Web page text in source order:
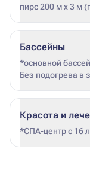
пирс 200 м х 3 м
ветра –
Бассейны
*основной
Без подогрева в
окончания
погодных
Красота и
*СПА-центр с 16